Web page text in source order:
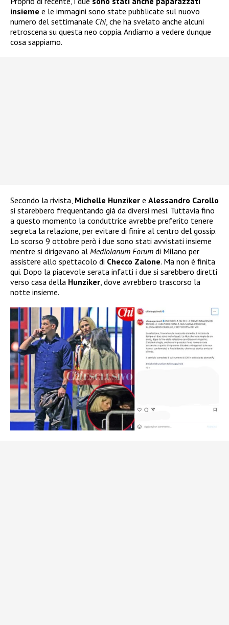
insieme e le immagini sono state pubblicate sul nuovo
numero del settimanale Chi, che ha svelato anche alcuni
retroscena su questa neo coppia. Andiamo a vedere dunque
cosa sappiamo.
Secondo la rivista, Michelle Hunziker e Alessandro Carollo
si starebbero frequentando già da diversi mesi. Tuttavia fino
a questo momento la conduttrice avrebbe preferito tenere
segreta la relazione, per evitare di finire al centro del gossip.
Lo scorso 9 ottobre però i due sono stati avvistati insieme
mentre si dirigevano al Mediolanum Forum di Milano per
assistere allo spettacolo di Checco Zalone. Ma non è finita
qui. Dopo la piacevole serata infatti i due si sarebbero diretti
verso casa della Hunziker, dove avrebbero trascorso la
notte insieme.